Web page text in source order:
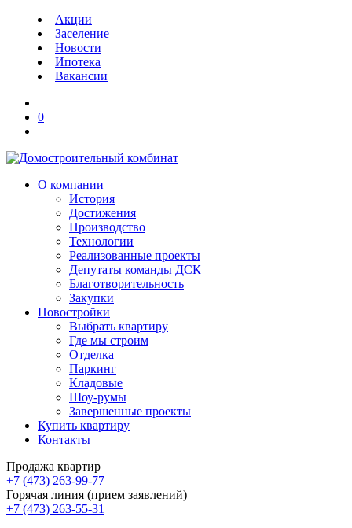
Акции
Заселение
Новости
Ипотека
Вакансии
0
О компании
История
Достижения
Производство
Технологии
Реализованные проекты
Депутаты команды ДСК
Благотворительность
Закупки
Новостройки
Выбрать квартиру
Где мы строим
Отделка
Паркинг
Кладовые
Шоу-румы
Завершенные проекты
Купить квартиру
Контакты
Продажа квартир
+7 (473) 263-99-77
Горячая линия (прием заявлений)
+7 (473) 263-55-31